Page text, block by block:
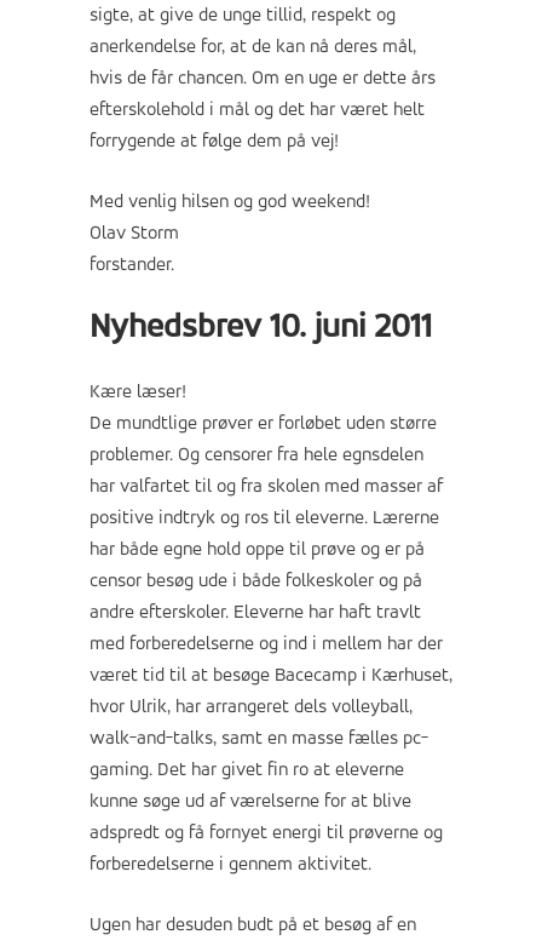
sigte, at give de unge tillid, respekt og
anerkendelse for, at de kan nå deres mål,
hvis de får chancen. Om en uge er dette års
efterskolehold i mål og det har været helt
forrygende at følge dem på vej!
Med venlig hilsen og god weekend!
Olav Storm
forstander.
Nyhedsbrev 10. juni 2011
Kære læser!
De mundtlige prøver er forløbet uden større
problemer. Og censorer fra hele egnsdelen
har valfartet til og fra skolen med masser af
positive indtryk og ros til eleverne. Lærerne
har både egne hold oppe til prøve og er på
censor besøg ude i både folkeskoler og på
andre efterskoler. Eleverne har haft travlt
med forberedelserne og ind i mellem har der
været tid til at besøge Bacecamp i Kærhuset,
hvor Ulrik, har arrangeret dels volleyball,
walk-and-talks, samt en masse fælles pc-
gaming. Det har givet fin ro at eleverne
kunne søge ud af værelserne for at blive
adspredt og få fornyet energi til prøverne og
forberedelserne i gennem aktivitet.
Ugen har desuden budt på et besøg af en